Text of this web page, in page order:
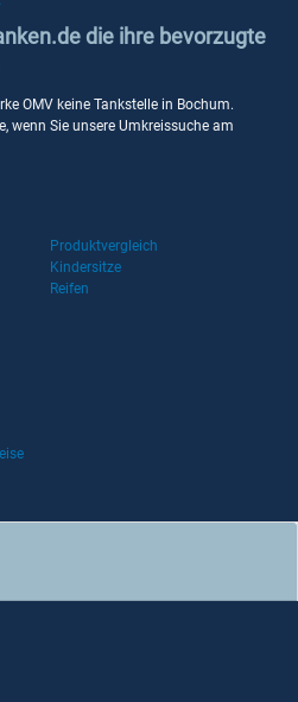
die ihre bevorzugte
OMV keine Tankstelle in Bochum.
wenn Sie unsere Umkreissuche am
Produktvergleich
Kindersitze
Reifen